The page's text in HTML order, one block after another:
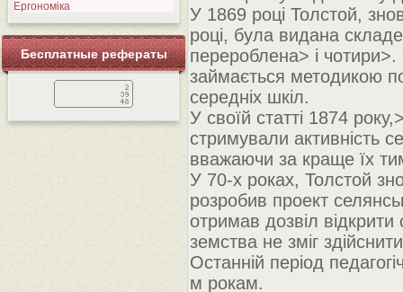
Ергономіка
Бесплатные рефераты
У 1869 році Толстой,
році, була видана
перероблена> і
займається методикою
середніх шкіл.
У своїй статті 1874
стримували активність
вважаючи за краще їх
У 70-х роках, Толстой
розробив проект
отримав дозвіл
земства не зміг
Останній період
м рокам.